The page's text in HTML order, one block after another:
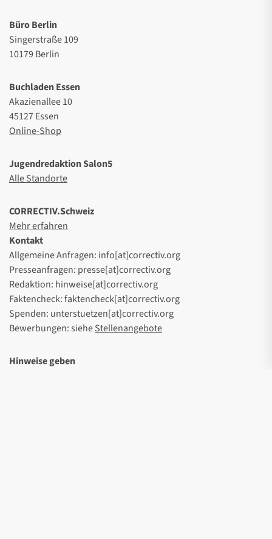
Büro Berlin
Singerstraße 109
10179 Berlin
Buchladen Essen
Akazienallee 10
45127 Essen
Online-Shop
Jugendredaktion Salon5
Alle Standorte
CORRECTIV.Schweiz
Mehr erfahren
Kontakt
Allgemeine Anfragen: info[at]correctiv.org
Presseanfragen: presse[at]correctiv.org
Redaktion: hinweise[at]correctiv.org
Faktencheck: faktencheck[at]correctiv.org
Spenden: unterstuetzen[at]correctiv.org
Bewerbungen: sieheStellenangebote
Hinweise geben